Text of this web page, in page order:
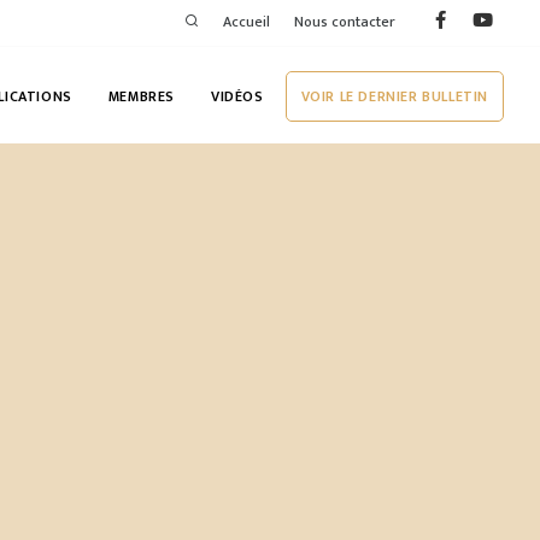
Accueil Nous contacter
MEMBRES VIDÉOS VOIR LE DERNIER BULLETIN